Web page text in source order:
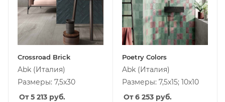
Crossroad Brick
Abk (Италия)
Размеры: 7,5x30
От 5 213 руб.
Poetry Colors
Abk (Италия)
Размеры: 7,5x15; 10x10
От 6 253 руб.